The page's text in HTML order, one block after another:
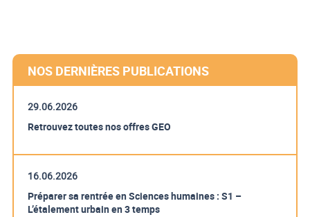
NOS DERNIÈRES PUBLICATIONS
29.06.2026
Retrouvez toutes nos offres GEO
16.06.2026
Préparer sa rentrée en Sciences humaines : S1 –
L’étalement urbain en 3 temps